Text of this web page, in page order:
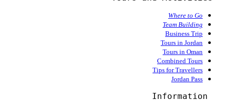
Where to Go
Team Building
Business Trip
Tours in Jordan
Tours in Oman
Combined Tours
Tips for Travellers
Jordan Pass
Information